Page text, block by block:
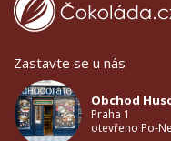
Zastavte se u nás
Obchod
Praha 1
otevřeno Po-